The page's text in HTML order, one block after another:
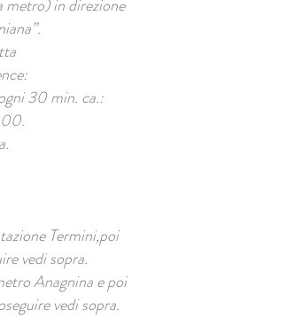
metro) in direzione
30 min. ca.:
Termini,poi
vedi sopra.
Anagnina e poi
vedi sopra.